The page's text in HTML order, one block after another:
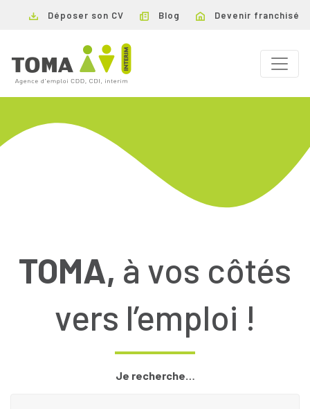
Déposer son CV Blog Devenir franchisé
TOMA, à vos côtés
vers l’emploi !
Je recherche…